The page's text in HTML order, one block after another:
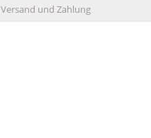
Versand und Zahlung